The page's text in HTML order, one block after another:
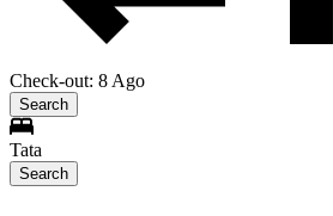
Check-out: 8 Ago
Search
Tata
Search